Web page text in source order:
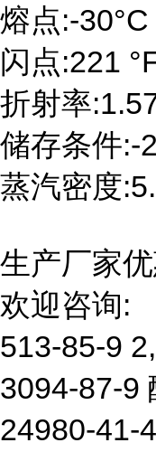
熔点:-30°C
闪点:221
折射率
储存条件:-
蒸汽密度
生产厂家
欢迎咨询:
513-85-9
3094-87-9
24980-41-